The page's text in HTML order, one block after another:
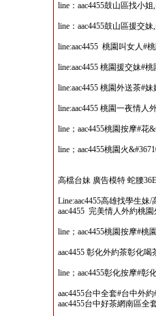
line：aac4455鼓山區找小
line：aac4455鼓山區援交
line:aac4455 桃園叫女人#
line:aac4455 桃園援交妹#
line:aac4455 桃園外送茶#
line:aac4455 桃園一夜情人
line；aac4455桃園按摩#花
line；aac4455桃園火
高檔台妹 廣告模特 蛇腰
Line:aac4455高雄找學生
aac4455 完美情人外約桃
line；aac4455桃園按摩#桃
aac4455 彰化外約茶彰化喝
line；aac4455彰化按摩#彰
aac4455台中全套#台中外
aac4455台中好茶網南區全